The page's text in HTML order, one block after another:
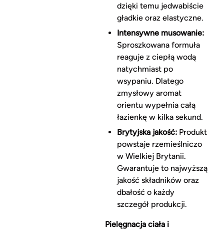
dzięki temu jedwabiście
gładkie oraz elastyczne.
Intensywne musowanie:
Sproszkowana formuła
reaguje z ciepłą wodą
natychmiast po
wsypaniu. Dlatego
zmysłowy aromat
orientu wypełnia całą
łazienkę w kilka sekund.
Brytyjska jakość:Produkt
powstaje rzemieślniczo
w Wielkiej Brytanii.
Gwarantuje to najwyższą
jakość składników oraz
dbałość o każdy
szczegół produkcji.
Pielęgnacja ciała i